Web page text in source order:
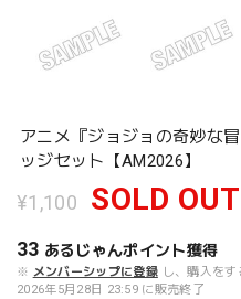
アニメ『ジョジョの奇妙な
ッジセット【AM2026】
¥1,100 SOLD OUT
33 あるじゃんポイント獲得
※ メンバーシップに登録 し、購入をす
2026年5月28日 23:59 に販売終了